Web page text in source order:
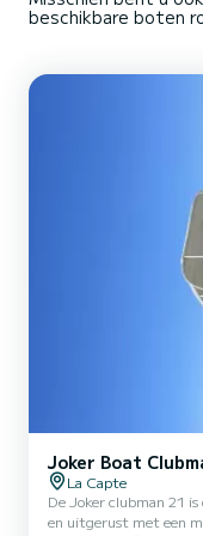
beschikbare boten
Joker Boat
La Capte
De Joker clubman 21 is
en uitgerust met een